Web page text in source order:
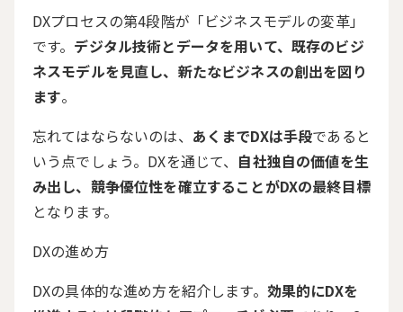
DXプロセスの第4段階が「ビジネスモデルの変革」
です。 デジタル技術とデータを用いて、既存のビジ
ネスモデルを見直し、新たなビジネスの創出を図り
ます。
忘れてはならないのは、 あくまでDXは手段であると
いう点でしょう。 DXを通じて、 自社独自の価値を生
み出し、競争優位性を確立することがDXの最終目標
となります。
DXの進め方
DXの具体的な進め方を紹介します。 効果的にDXを